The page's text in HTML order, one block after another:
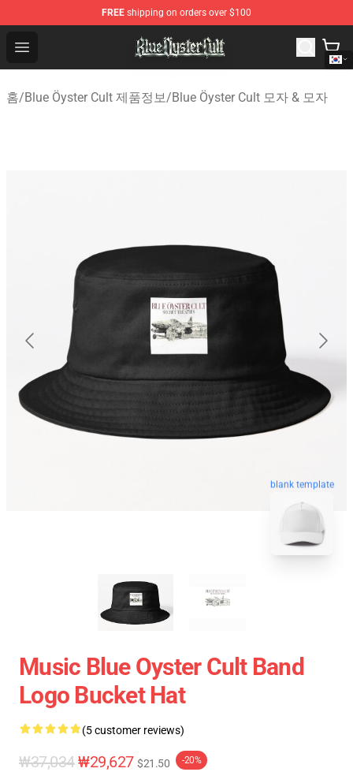
FREE shipping on orders over $100
Open menu
Blue Öyster Cult Store - Official Blue Öyster Cult
홈/Blue Öyster Cult 제품정보/Blue Öyster Cult 모자 & 모자
blank template
Music Blue Oyster Cult Band
Logo Bucket Hat
(5 customer reviews)
₩37,034₩29,627 $21.50 -20%